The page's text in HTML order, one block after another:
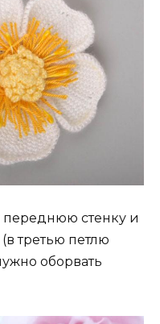
переднюю стенку и
третью петлю
оборвать